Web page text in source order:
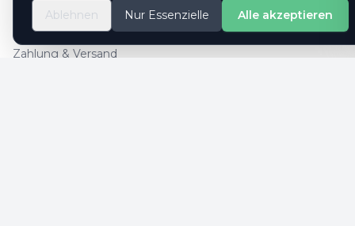
So geht es
Kontaktformular
Zahlung & Versand
Ablehnen Nur Essenzielle Alle akzeptieren